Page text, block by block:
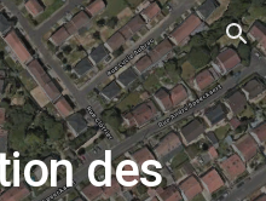
Skip to navigation
des